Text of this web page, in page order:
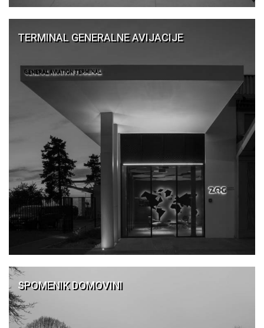
TERMINAL GENERALNE AVIJACIJE
SPOMENIK DOMOVINI